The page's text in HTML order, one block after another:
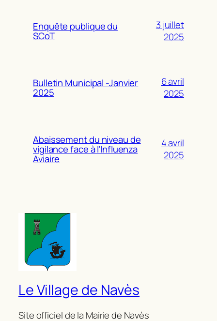
Enquête publique du
SCoT
3 juillet
2025
Bulletin Municipal -Janvier
2025
6 avril
2025
Abaissement du niveau de
vigilance face à l’Influenza
Aviaire
4 avril
2025
Le Village de Navès
Site officiel de la Mairie de Navès